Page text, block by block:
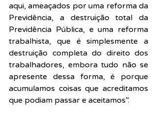
aqui, ameaçados por uma reforma da
Previdência, a destruição total da
Previdência Pública, e uma reforma
trabalhista, que é simplesmente a
destruição completa do direito dos
trabalhadores, embora tudo não se
apresente dessa forma, é porque
acumulamos coisas que acreditamos
que podiam passar e aceitamos”.